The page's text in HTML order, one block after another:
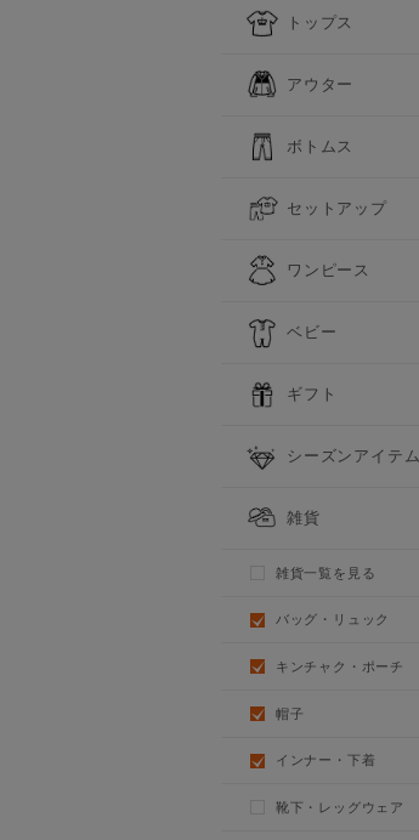
トップス
アウター
ボトムス
セットアップ
ワンピース
ベビー
ギフト
シーズンアイテム
雑貨
雑貨一覧を見る
バッグ・リュック
キンチャク・ポーチ
帽子
インナー・下着
靴下・レッグウェア